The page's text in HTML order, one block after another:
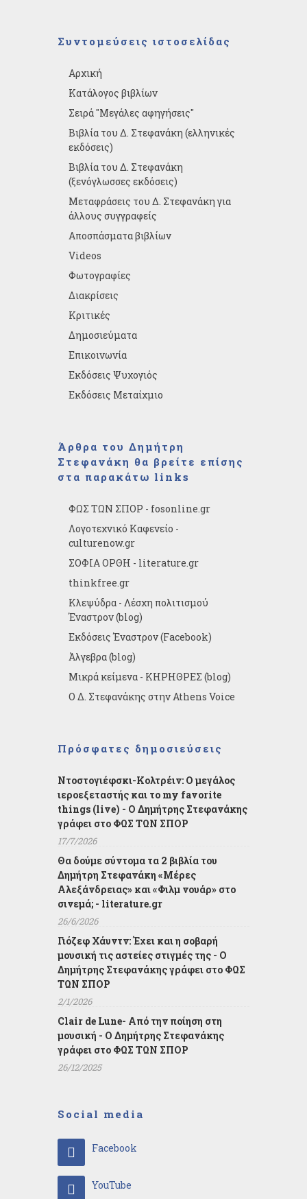
Συντομεύσεις ιστοσελίδας
Αρχική
Κατάλογος βιβλίων
Σειρά "Μεγάλες αφηγήσεις"
Βιβλία του Δ. Στεφανάκη (ελληνικές
εκδόσεις)
Βιβλία του Δ. Στεφανάκη
(ξενόγλωσσες εκδόσεις)
Μεταφράσεις του Δ. Στεφανάκη για
άλλους συγγραφείς
Αποσπάσματα βιβλίων
Videos
Φωτογραφίες
Διακρίσεις
Κριτικές
Δημοσιεύματα
Επικοινωνία
Εκδόσεις Ψυχογιός
Εκδόσεις Μεταίχμιο
Άρθρα του Δημήτρη
Στεφανάκη θα βρείτε επίσης
στα παρακάτω links
ΦΩΣ ΤΩΝ ΣΠΟΡ - fosonline.gr
Λογοτεχνικό Καφενείο -
culturenow.gr
ΣΟΦΙΑ ΟΡΘΗ - literature.gr
thinkfree.gr
Κλεψύδρα - Λέσχη πολιτισμού
Έναστρον (blog)
Εκδόσεις Έναστρον (Facebook)
Άλγεβρα (blog)
Μικρά κείμενα - ΚΗΡΗΘΡΕΣ (blog)
Ο Δ. Στεφανάκης στην Athens Voice
Πρόσφατες δημοσιεύσεις
Ντοστογιέφσκι-Κολτρέιν: Ο μεγάλος
ιεροεξεταστής και το my favorite
things (live) - Ο Δημήτρης Στεφανάκης
γράφει στο ΦΩΣ ΤΩΝ ΣΠΟΡ
17/7/2026
Θα δούμε σύντομα τα 2 βιβλία του
Δημήτρη Στεφανάκη «Μέρες
Αλεξάνδρειας» και «Φιλμ νουάρ» στο
σινεμά; - literature.gr
26/6/2026
Γιόζεφ Χάυντν: Έχει και η σοβαρή
μουσική τις αστείες στιγμές της - Ο
Δημήτρης Στεφανάκης γράφει στο ΦΩΣ
ΤΩΝ ΣΠΟΡ
2/1/2026
Clair de Lune- Από την ποίηση στη
μουσική - Ο Δημήτρης Στεφανάκης
γράφει στο ΦΩΣ ΤΩΝ ΣΠΟΡ
26/12/2025
Social media
Facebook
YouTube